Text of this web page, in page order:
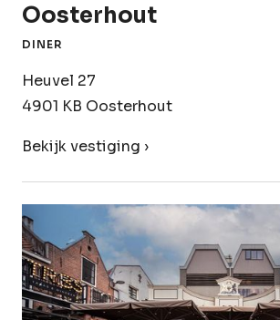
Oosterhout
DINER
Heuvel 27
4901 KB Oosterhout
Bekijk vestiging ›